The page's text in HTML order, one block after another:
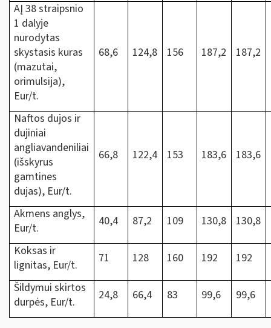
AĮ 38 straipsnio
1 dalyje
nurodytas
skystasis kuras
(mazutai,
orimulsija),
Eur/t.
68,6 124,8 156 187,2 187,2
Naftos dujos ir
dujiniai
angliavandeniliai
(išskyrus
gamtines
dujas), Eur/t.
66,8 122,4 153 183,6 183,6
Akmens anglys,
Eur/t.
40,4 87,2 109 130,8 130,8
Koksas ir
lignitas, Eur/t.
71 128 160 192 192
Šildymui skirtos
durpės, Eur/t.
24,8 66,4 83 99,6 99,6